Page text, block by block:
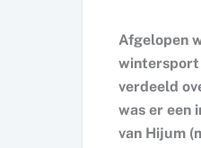
Afgelopen
wintersport
verdeeld
was er een
van Hijum